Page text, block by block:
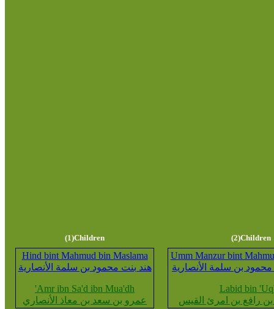
(1)Children
Hind bint Mahmud bin Maslama
هند بنت محمود بن سلمة الأنصارية
'Amr ibn Sa'd ibn Mua'dh
عمرو بن سعد بن معاذ الأنصاري
(2)Children
Umm Manzur bint
بن سلمة الأنصارية
Labid bin
بن رافع بن امرئ القيس